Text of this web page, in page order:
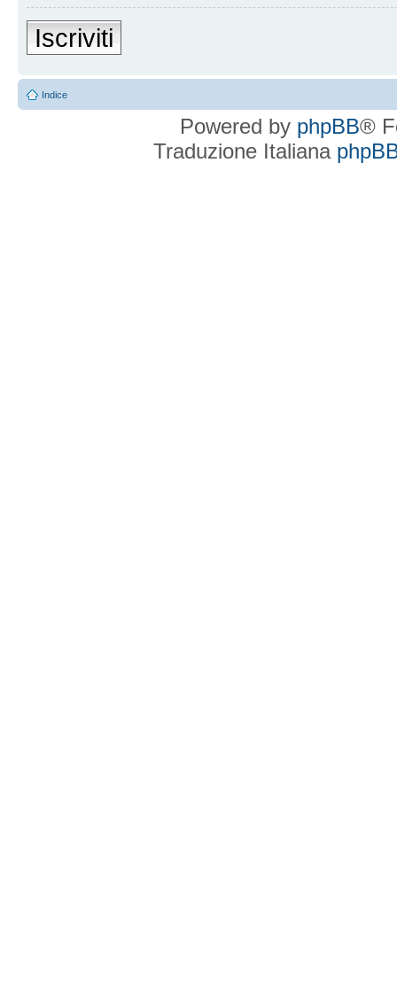
Iscriviti
Indice
Powered by phpBB®
Traduzione Italiana